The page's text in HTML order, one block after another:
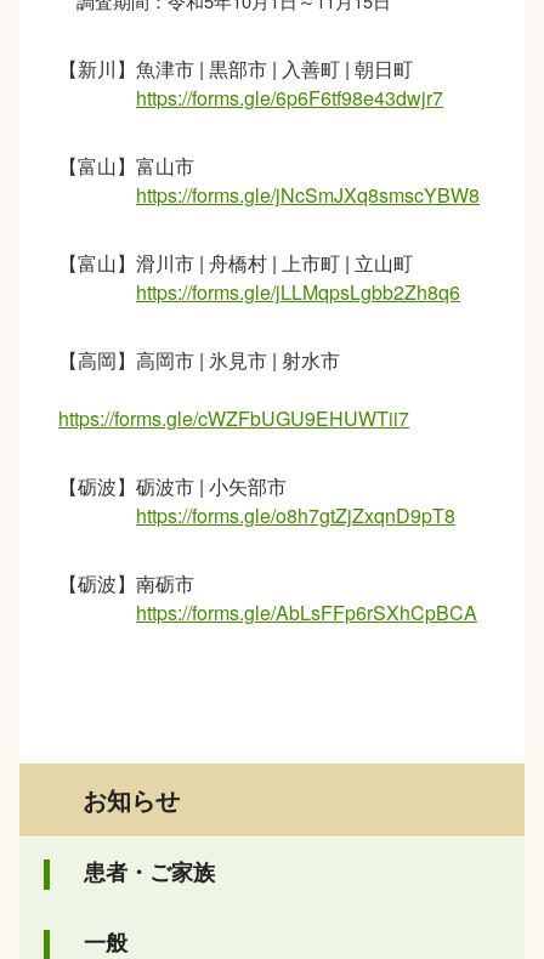
【新川】魚津市 | 黒部市 | 入善町 | 朝日町
https://forms.gle/6p6F6tf98e43dwjr7
【富山】富山市
https://forms.gle/jNcSmJXq8smscYBW8
【富山】滑川市 | 舟橋村 | 上市町 | 立山町
https://forms.gle/jLLMqpsLgbb2Zh8q6
【高岡】高岡市 | 氷見市 | 射水市
https://forms.gle/cWZFbUGU9EHUWTii7
【砺波】砺波市 | 小矢部市
https://forms.gle/o8h7gtZjZxqnD9pT8
【砺波】南砺市
https://forms.gle/AbLsFFp6rSXhCpBCA
お知らせ
患者・ご家族
一般